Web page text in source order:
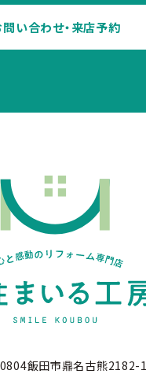
問い合わせ・来店予約
飯田市鼎名古熊2182-1